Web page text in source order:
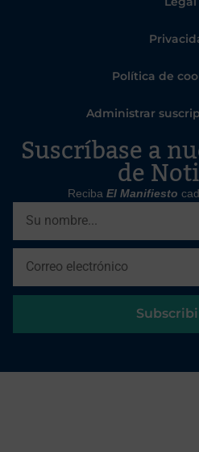
Política de
Administrar
Suscríbase a
de
Reciba El Manifiesto